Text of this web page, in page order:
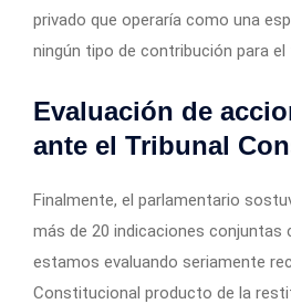
privado que operaría como una
ningún tipo de contribución para el
Evaluación de
ante el Tribunal
Finalmente, el parlamentario
más de 20 indicaciones conjuntas
estamos evaluando seriamente
Constitucional producto de la